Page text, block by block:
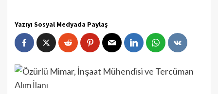
Yazıyı Sosyal Medyada Paylaş